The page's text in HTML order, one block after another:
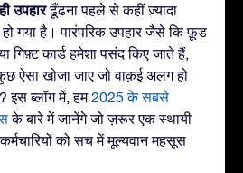
उपहारढूँढना पहले से कहीं ज़्यादा
हो गया है। पारंपरिक उपहार जैसे कि फ़ूड
गिफ़्ट कार्ड हमेशा पसंद किए जाते हैं,
ऐसा खोजा जाए जो वाक़ई अलग हो
इस ब्लॉग में, हम2025 के सबसे
के बारे में जानेंगे जो ज़रूर एक स्थायी
को सच में मूल्यवान महसूस